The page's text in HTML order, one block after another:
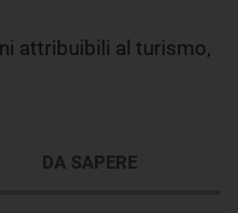
attribuibili al turismo,
DA SAPERE